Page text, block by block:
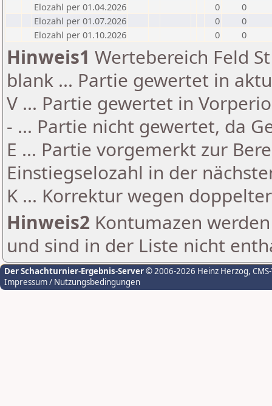
Elozahl per 01.04.2026
0
0
Elozahl per 01.07.2026
0
0
Elozahl per 01.10.2026
0 0
Hinweis1 Wertebereich Feld
blank ... Partie gewertet in
V ... Partie gewertet in
- ... Partie nicht gewertet, da
E ... Partie vorgemerkt zur
Einstiegselozahl in der
K ... Korrektur wegen
Hinweis2 Kontumazen
und sind in der Liste nicht
Der Schachturnier-Ergebnis-Server© 2006-2026 Heinz Herzog,
Impressum / Nutzungsbedingungen